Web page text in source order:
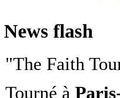
News flash
"The Faith
Tourné à